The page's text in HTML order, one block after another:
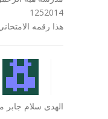
1252014
هذا رقمه
الهدى سلام جابر